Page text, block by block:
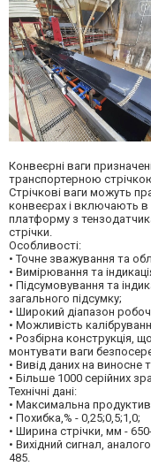
Конвеєрні ваги
транспортерною
Стрічкові ваги можуть
конвеєрах і включають
платформу з
стрічки.
Особливості:
• Точне зважування та
• Вимірювання та
• Підсумовування та
загального підсумку;
• Широкий діапазон
• Можливість
• Розбірна конструкція,
монтувати ваги
• Вивід даних на виносне
• Більше 1000 серійних
Технічні дані:
• Максимальна
• Похибка,% - 0,25;0,5;1,0;
• Ширина стрічки, мм -
• Вихідний сигнал,
485.